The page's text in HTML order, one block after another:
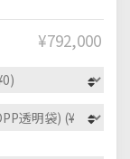
¥792,000